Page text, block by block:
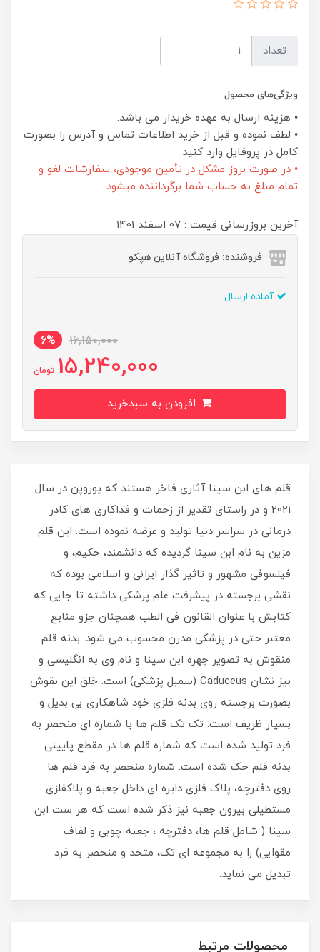
تعداد
ویژگی‌های محصول
• هزینه ارسال به عهده خریدار می باشد.
• لطف نموده و قبل از خرید اطلاعات تماس و آدرس را بصورت
کامل در پروفایل وارد کنید.
• در صورت بروز مشکل در تأمین موجودی، سفارشات لغو و
تمام مبلغ به حساب شما برگرداننده میشود.
آخرین بروزرسانی قیمت : 07 اسفند 1401
فروشنده: فروشگاه آنلاین هپکو
آماده ارسال
16,150,000
6%
15,240,000 تومان
قلم های ابن سینا آثاری فاخر هستند که یوروپن در سال
2021 و در راستای تقدیر از زحمات و فداکاری های کادر
درمانی در سراسر دنیا تولید و عرضه نموده است. این قلم
مزین به نام ابن سینا گردیده که دانشمند، حکیم، و
فیلسوفی مشهور و تاثیر گذار ایرانی و اسلامی بوده که
نقشی برجسته در پیشرفت علم پزشکی داشته تا جایی که
کتابش با عنوان القانون فی الطب همچنان جزو منابع
معتبر حتی در پزشکی مدرن محسوب می شود. بدنه قلم
منقوش به تصویر چهره ابن سینا و نام وی به انگلیسی و
نیز نشان Caduceus (سمبل پزشکی) است. خلق این نقوش
بصورت برجسته روی بدنه فلزی خود شاهکاری بی بدیل و
بسیار ظریف است. تک تک قلم ها با شماره ای منحصر به
فرد تولید شده است که شماره قلم ها در مقطع پایینی
بدنه قلم حک شده است. شماره منحصر به فرد قلم ها
روی دفترچه، پلاک فلزی دایره ای داخل جعبه و پلاکفلزی
مستطیلی بیرون جعبه نیز ذکر شده است که هر ست ابن
سینا ( شامل قلم ها، دفترچه ، جعبه چوبی و لفاف
مقوایی) را به مجموعه ای تک، متحد و منحصر به فرد
تبدیل می نماید.
محصولات مرتبط